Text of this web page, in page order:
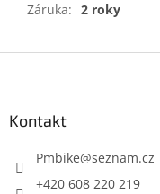
Záruka: 2 roky
Kontakt
Pmbike@seznam.cz
+420 608 220 219